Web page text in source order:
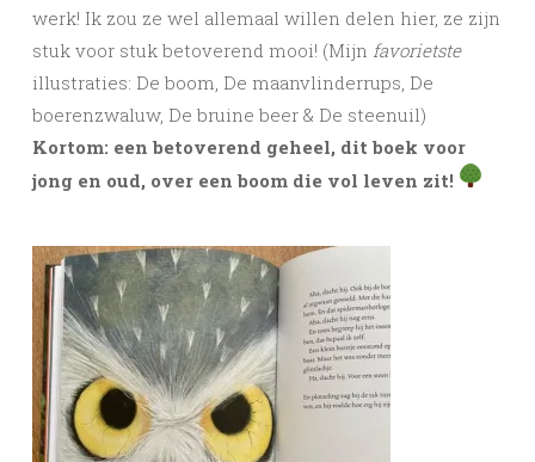
werk! Ik zou ze wel allemaal willen delen hier, ze zijn
stuk voor stuk betoverend mooi! (Mijn favorietste
illustraties: De boom, De maanvlinderrups, De
boerenzwaluw, De bruine beer & De steenuil)
Kortom: een betoverend geheel, dit boek voor
jong en oud, over een boom die vol leven zit!